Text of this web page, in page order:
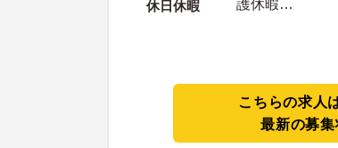
休日休暇
護休暇
こちらの求人
最新の募集